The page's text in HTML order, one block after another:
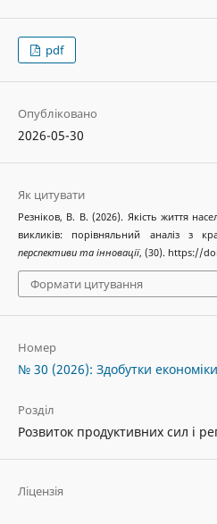
pdf
Опубліковано
2026-05-30
Як цитувати
Резніков, В. В. (2026). Якість життя
викликів: порівняльний аналіз з
перспективи та інновації, (30). https://
Формати цитування
Номер
№ 30 (2026): Здобутки
Розділ
Розвиток продуктивних сил і
Ліцензія